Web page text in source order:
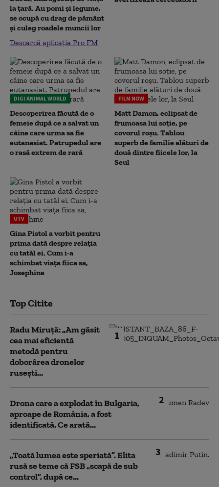
la țară. Au pomi și legume,
se ocupă cu drag de pământ
și culeg roadele muncii lor
Descarcă aplicația Pro FM
DIGI ANIMAL WORLD
Descoperirea făcută de o
femeie după ce a salvat un
câine care urma sa fie
eutanasiat. Patrupedul are
o rasă extrem de rară
FILM NOW
Matt Damon, eclipsat de
frumoasa lui soție, pe
covorul roșu. Tablou
superb de familie alături de
două dintre fiicele lor, la
Seul
UTV
Gina Pistol a vorbit pentru
prima dată despre relația
cu tatăl ei. Cum i-a
schimbat viața fiica sa,
Josephine
Top Citite
1
Radu Miruță: „Am găsit
cea mai eficientă
metodă pentru
doborârea dronelor
rusești...
2
Drona care a explodat în Bulgaria,
aproape de România, a fost
identificată. Ce arată...
3
„Toată lumea este speriată”. Elita
rusă se teme că FSB „scapă de sub
control”, după ce...